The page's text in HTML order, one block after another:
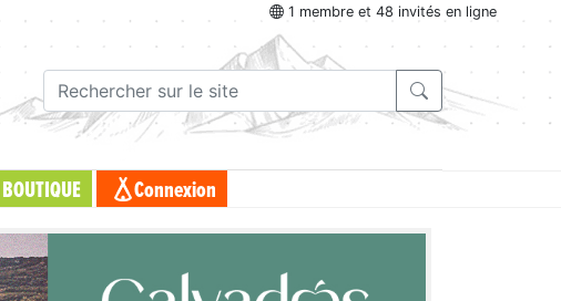
1 membre et 48 invités en ligne
BOUTIQUE Connexion